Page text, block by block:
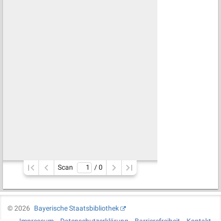
Scan / 0
©2026
Bayerische Staatsbibliothek